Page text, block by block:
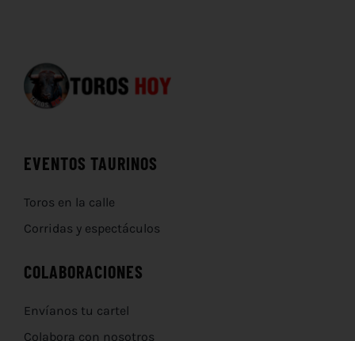
EVENTOS TAURINOS
Toros en la calle
Corridas y espectáculos
COLABORACIONES
Envíanos tu cartel
Colabora con nosotros